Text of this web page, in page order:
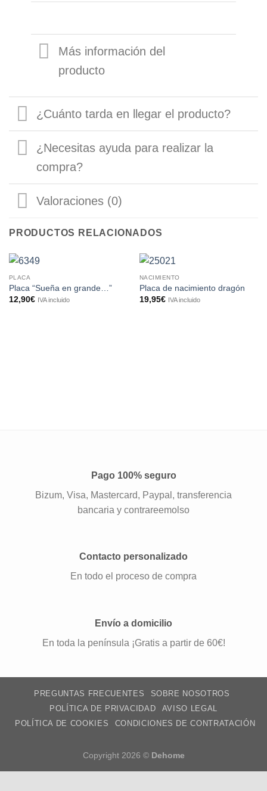
Más información del
producto
¿Cuánto tarda en llegar el producto?
¿Necesitas ayuda para realizar la
compra?
Valoraciones (0)
PRODUCTOS RELACIONADOS
PLACA
Placa “Sueña en grande…”
12,90€ IVA incluido
NACIMIENTO
Placa de nacimiento dragón
19,95€ IVA incluido
Pago 100% seguro
Bizum, Visa, Mastercard, Paypal, transferencia
bancaria y contrareemolso
Contacto personalizado
En todo el proceso de compra
Envío a domicilio
En toda la península ¡Gratis a partir de 60€!
PREGUNTAS FRECUENTES
SOBRE NOSOTROS
POLÍTICA DE PRIVACIDAD
AVISO LEGAL
POLÍTICA DE COOKIES
CONDICIONES DE CONTRATACIÓN
Copyright 2026 © Dehome